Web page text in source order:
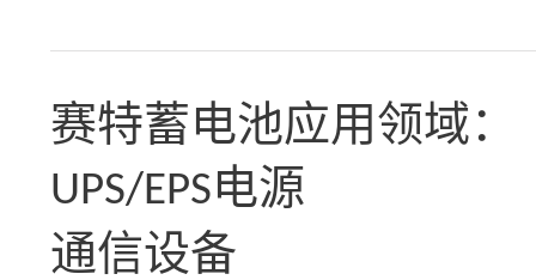
赛特蓄电池应用领域：
UPS/EPS电源
通信设备